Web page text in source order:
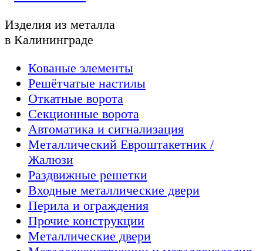
Изделия из металла
в Калининграде
Кованые элементы
Решётчатые настилы
Откатные ворота
Секционные ворота
Автоматика и сигнализация
Металлический Евроштакетник /
Жалюзи
Раздвижные решетки
Входные металлические двери
Перила и ограждения
Прочие конструкции
Металлические двери